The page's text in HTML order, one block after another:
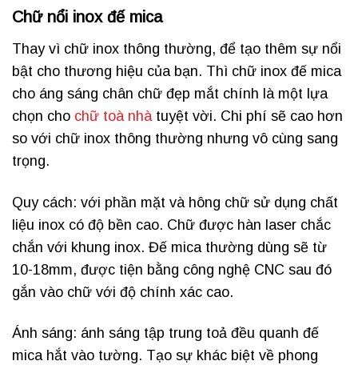
Chữ nổi inox đế mica
Thay vì chữ inox thông thường, để tạo thêm sự nổi
bật cho thương hiệu của bạn. Thì chữ inox đế mica
cho áng sáng chân chữ đẹp mắt chính là một lựa
chọn cho chữ toà nhàtuyệt vời. Chi phí sẽ cao hơn
so với chữ inox thông thường nhưng vô cùng sang
trọng.
Quy cách: với phần mặt và hông chữ sử dụng chất
liệu inox có độ bền cao. Chữ được hàn laser chắc
chắn với khung inox. Đế mica thường dùng sẽ từ
10-18mm, được tiện bằng công nghệ CNC sau đó
gắn vào chữ với độ chính xác cao.
Ánh sáng: ánh sáng tập trung toả đều quanh đế
mica hắt vào tường. Tạo sự khác biệt về phong